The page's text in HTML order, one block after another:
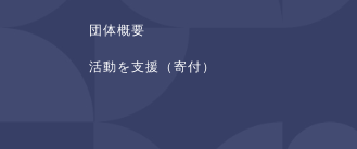
団体概要
活動を支援（寄付）